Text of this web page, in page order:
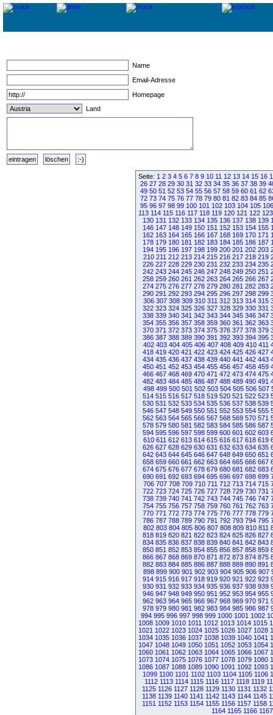
Name
Email-Adresse
Homepage
Land
Seite: 1 2 3 4 5 6 7 8 9 10 11 12 13 14 15 16
26 27 28 29 30 31 32 33 34 35 36 37 38 39
49 50 51 52 53 54 55 56 57 58 59 60 61 62
72 73 74 75 76 77 78 79 80 81 82 83 84 85
95 96 97 98 99 100 101 102 103 104 105 106
113 114 115 116 117 118 119 120 121 122 123
130 131 132 133 134 135 136 137 138 139
146 147 148 149 150 151 152 153 154 155
162 163 164 165 166 167 168 169 170 171
178 179 180 181 182 183 184 185 186 187
194 195 196 197 198 199 200 201 202 203
210 211 212 213 214 215 216 217 218 219
226 227 228 229 230 231 232 233 234 235
242 243 244 245 246 247 248 249 250 251
258 259 260 261 262 263 264 265 266 267
274 275 276 277 278 279 280 281 282 283
290 291 292 293 294 295 296 297 298 299
306 307 308 309 310 311 312 313 314 315
322 323 324 325 326 327 328 329 330 331
338 339 340 341 342 343 344 345 346 347
354 355 356 357 358 359 360 361 362 363
370 371 372 373 374 375 376 377 378 379
386 387 388 389 390 391 392 393 394 395
402 403 404 405 406 407 408 409 410 411
418 419 420 421 422 423 424 425 426 427
434 435 436 437 438 439 440 441 442 443
450 451 452 453 454 455 456 457 458 459
466 467 468 469 470 471 472 473 474 475
482 483 484 485 486 487 488 489 490 491
498 499 500 501 502 503 504 505 506 507
514 515 516 517 518 519 520 521 522 523
530 531 532 533 534 535 536 537 538 539
546 547 548 549 550 551 552 553 554 555
562 563 564 565 566 567 568 569 570 571
578 579 580 581 582 583 584 585 586 587
594 595 596 597 598 599 600 601 602 603
610 611 612 613 614 615 616 617 618 619
626 627 628 629 630 631 632 633 634 635
642 643 644 645 646 647 648 649 650 651
658 659 660 661 662 663 664 665 666 667
674 675 676 677 678 679 680 681 682 683
690 691 692 693 694 695 696 697 698 699
706 707 708 709 710 711 712 713 714 715
722 723 724 725 726 727 728 729 730 731
738 739 740 741 742 743 744 745 746 747
754 755 756 757 758 759 760 761 762 763
770 771 772 773 774 775 776 777 778 779
786 787 788 789 790 791 792 793 794 795
802 803 804 805 806 807 808 809 810 811
818 819 820 821 822 823 824 825 826 827
834 835 836 837 838 839 840 841 842 843
850 851 852 853 854 855 856 857 858 859
866 867 868 869 870 871 872 873 874 875
882 883 884 885 886 887 888 889 890 891
898 899 900 901 902 903 904 905 906 907
914 915 916 917 918 919 920 921 922 923
930 931 932 933 934 935 936 937 938 939
946 947 948 949 950 951 952 953 954 955
962 963 964 965 966 967 968 969 970 971
978 979 980 981 982 983 984 985 986 987
994 995 996 997 998 999 1000 1001 1002
1008 1009 1010 1011 1012 1013 1014 1015
1021 1022 1023 1024 1025 1026 1027 1028
1034 1035 1036 1037 1038 1039 1040 1041
1047 1048 1049 1050 1051 1052 1053 1054
1060 1061 1062 1063 1064 1065 1066 1067
1073 1074 1075 1076 1077 1078 1079 1080
1086 1087 1088 1089 1090 1091 1092 1093
1099 1100 1101 1102 1103 1104 1105 1106
1112 1113 1114 1115 1116 1117 1118 1119
1125 1126 1127 1128 1129 1130 1131 1132
1138 1139 1140 1141 1142 1143 1144 1145
1151 1152 1153 1154 1155 1156 1157 1158
1164 1165 1166 1167